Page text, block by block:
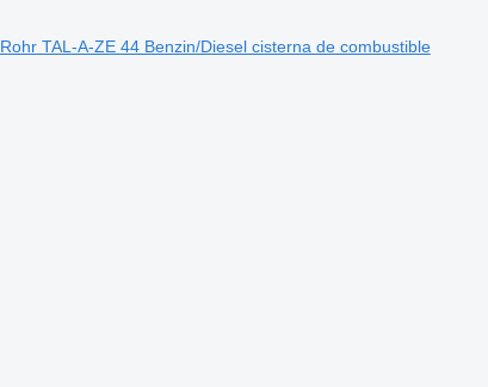
Rohr TAL-A-ZE 44 Benzin/Diesel cisterna de combustible